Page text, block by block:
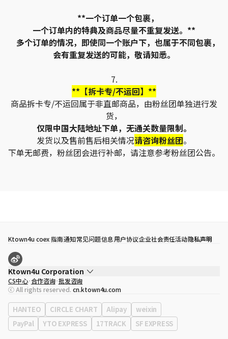
**一个订单一个包裹，
一个订单内的特典及商品尽量不重复发送。**
多个订单的情况，即使同一个账户下，也属于不同包裹，
会有重复发送的可能，敬请知悉。
7.
**【拆卡专/不运回】**
商品拆卡专/不运回属于非直邮商品，由粉丝团单独进行发
货，
仅限中国大陆地址下单，无通关数量限制。
发货以及售前售后相关情况请咨询粉丝团。
下单无邮费，粉丝团会进行补邮，请注意参考粉丝团公告。
Ktown4u coex 指南通知常见问题信息用户协议企业社会责任活动隐私声明
Ktown4u Corporation
代表
宋効珉
营业执照 120-87-71116
公司地址 首尔特别市 江南区 岭东大路 513号 3楼 （三成洞， coex)
CS中心 合作咨询 批发咨询
ⓒ All rights reserved. cn.ktown4u.com
HANTEO CIRCLE CHART Alipay
weixin
PayPal
YTO EXPRESS 17TRACK SF EXPRESS